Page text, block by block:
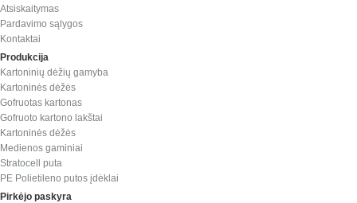
Atsiskaitymas
Pardavimo sąlygos
Kontaktai
Produkcija
Kartoninių dėžių gamyba
Kartoninės dėžės
Gofruotas kartonas
Gofruoto kartono lakštai
Kartoninės dėžės
Medienos gaminiai
Stratocell puta
PE Polietileno putos įdėklai
Pirkėjo paskyra